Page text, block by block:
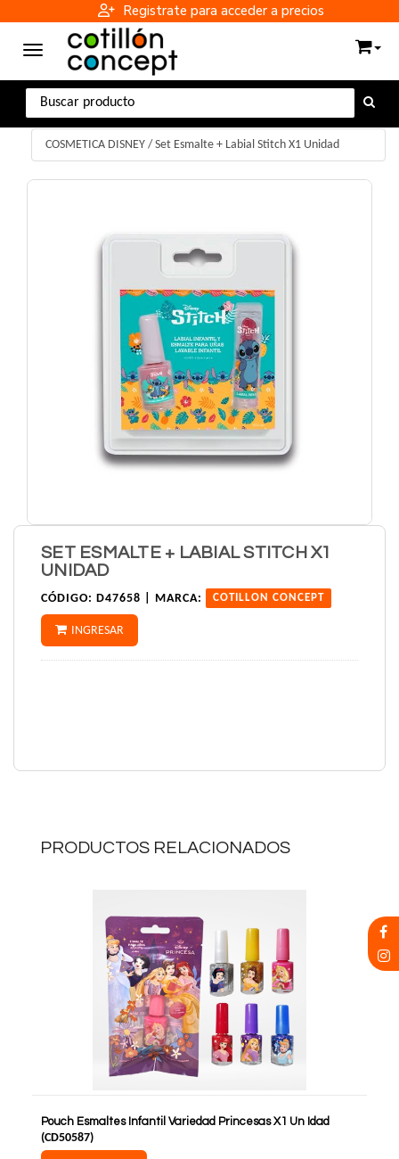
Registrate para acceder a precios
Toggle navigation
COSMETICA DISNEY / Set Esmalte + Labial Stitch X1 Unidad
SET ESMALTE + LABIAL STITCH X1
UNIDAD
CÓDIGO: D47658 | MARCA: COTILLON CONCEPT
INGRESAR
PRODUCTOS RELACIONADOS
Pouch Esmaltes Infantil Variedad Princesas X1 Un Idad
(CD50587)